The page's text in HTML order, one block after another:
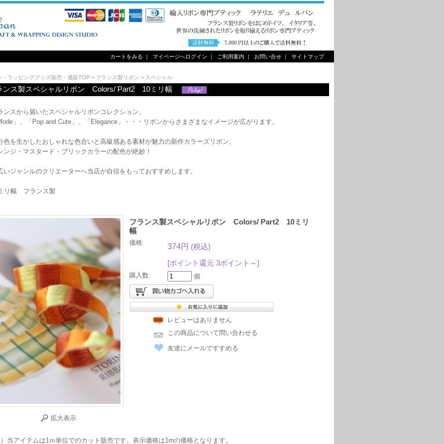
カートをみる ｜ マイページへログイン ｜ ご利用案内 ｜ お問い合せ ｜ サイトマップ
・ラッピンググッズ販売・通販TOP > フランス製リボン > スペシャル
ンス製スペシャルリボン Colors/ Part2 10ミリ幅
ンスから届いたスペシャルリボンコレクション。
」、「Pop and Cute」、「Elegance」・・・リボンからさまざまなイメージが広がります。
色を生かしたおしゃれな色合いと高級感ある素材が魅力の新作カラーズリボン。
ンジ・マスタード・ブリックカラーの配色が絶妙！
いジャンルのクリエーターへ当店が自信をもっておすすめします。
リ幅 フランス製
拡大表示
フランス製スペシャルリボン Colors/ Part2 10ミリ
幅
価格: 374円 (税込)
[ポイント還元 3ポイント～]
購入数: 個
レビューはありません
この商品について問い合わせる
友達にメールですすめる
当アイテムは1ｍ単位でのカット販売です。表示価格は1mの価格となります。